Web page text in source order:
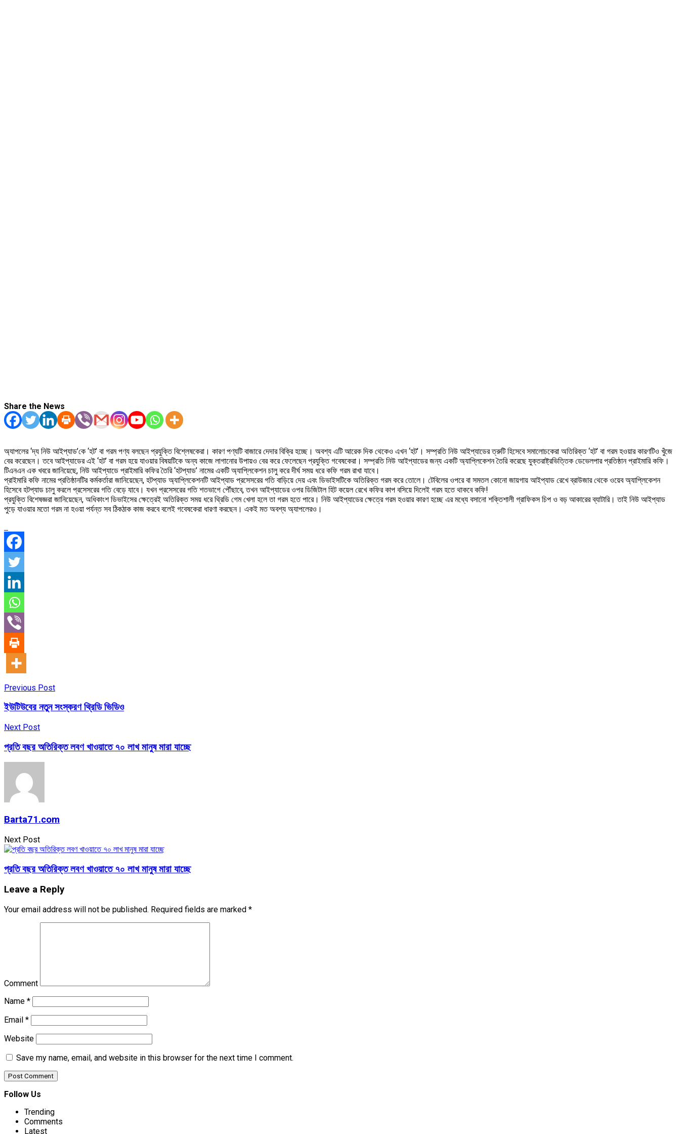
Share the News
অ্যাপলের ‘দ্য নিউ আইপ্যাড’কে ‘হট’ বা গরম পণ্য বলছেন প্রযুক্তি বিশ্লেষকেরা। কারণ পণ্যটি বাজারে দেদার বিক্রি হচ্ছে। অবশ্য এটি আরেক দিক থেকেও এখন ‘হট’। সম্প্রতি নিউ আইপ্যাডের ত্রুটি হিসেবে সমালোচকেরা অতিরিক্ত ‘হট’ বা গরম হওয়ার কারণটিও খুঁজে
বের করেছেন। তবে আইপ্যাডের এই ‘হট’ বা গরম হয়ে যাওয়ার বিষয়টিকে অন্য কাজে লাগানোর উপায়ও বের করে ফেলেছেন প্রযুক্তি গবেষকেরা। সম্প্রতি নিউ আইপ্যাডের জন্য একটি অ্যাপ্লিকেশন তৈরি করেছে যুক্তরাষ্ট্রভিত্তিক ডেভেলপার প্রতিষ্ঠান প্রাইমারি কফি।
টিএনএন এক খবরে জানিয়েছে, নিউ আইপ্যাডে প্রাইমারি কফির তৈরি ‘হটপ্যাড’ নামের একটি অ্যাপ্লিকেশন চালু করে দীর্ঘ সময় ধরে কফি গরম রাখা যাবে।
প্রাইমারি কফি নামের প্রতিষ্ঠানটির কর্মকর্তারা জানিয়েছেন, হটপ্যাড অ্যাপ্লিকেশনটি আইপ্যাড প্রসেসরের গতি বাড়িয়ে দেয় এবং ডিভাইসটিকে অতিরিক্ত গরম করে তোলে। টেবিলের ওপরে বা সমতল কোনো জায়গায় আইপ্যাড রেখে ব্রাউজার থেকে ওয়েব অ্যাপ্লিকেশন
হিসেবে হটপ্যাড চালু করলে প্রসেসরের গতি বেড়ে যাবে। যখন প্রসেসরের গতি শতভাগে পৌঁছাবে, তখন আইপ্যাডের ওপর ডিজিটাল হিট কয়েল রেখে কফির কাপ বসিয়ে দিলেই গরম হতে থাকবে কফি!
প্রযুক্তি বিশেষজ্ঞরা জানিয়েছেন, অধিকাংশ ডিভাইসের ক্ষেত্রেই অতিরিক্ত সময় ধরে থ্রিডি গেম খেলা হলে তা গরম হতে পারে। নিউ আইপ্যাডের ক্ষেত্রে গরম হওয়ার কারণ হচ্ছে এর মধ্যে বসানো শক্তিশালী গ্রাফিকস চিপ ও বড় আকারের ব্যাটারি। তাই নিউ আইপ্যাড
পুড়ে যাওয়ার মতো গরম না হওয়া পর্যন্ত সব ঠিকঠাক কাজ করবে বলেই গবেষকেরা ধারণা করছেন। একই মত অবশ্য অ্যাপলেরও।
Previous Post
ইউটিউবের নতুন সংস্করণ থ্রিডি ভিডিও
Next Post
প্রতি বছর অতিরিক্ত লবণ খাওয়াতে ৭০ লাখ মানুষ মারা যাচ্ছে
Barta71.com
Next Post
প্রতি বছর অতিরিক্ত লবণ খাওয়াতে ৭০ লাখ মানুষ মারা যাচ্ছে
Leave a Reply
Your email address will not be published. Required fields are marked *
Comment
Name *
Email *
Website
Save my name, email, and website in this browser for the next time I comment.
Follow Us
Trending
Comments
Latest